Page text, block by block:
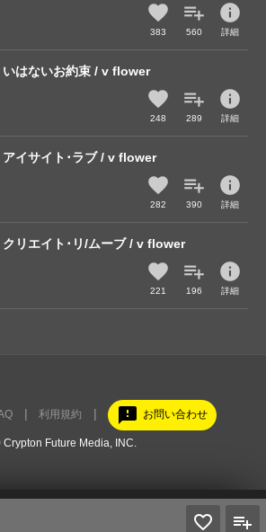
383 560
info
詳細
いはないお約束 / v flower
248 289
info
詳細
アイサイト･ラブ / v flower
282 390
info
詳細
クリエイト･リ/ムーブ / v flower
221 196
info
詳細
利用規約 feedback お問い合わせ
Crypton Future Media, INC.